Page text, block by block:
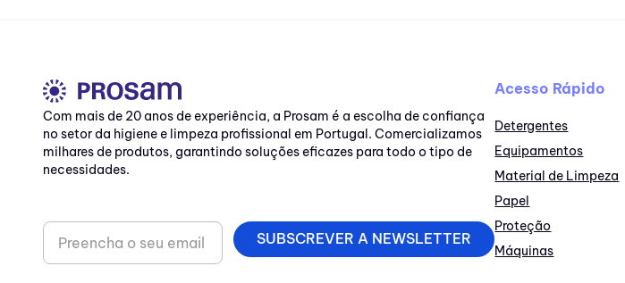
Com mais de 20 anos de experiência, a Prosam é a escolha de confiança
no setor da higiene e limpeza profissional em Portugal. Comercializamos
milhares de produtos, garantindo soluções eficazes para todo o tipo de
necessidades.
SUBSCREVER A NEWSLETTER
Acesso Rápido
Detergentes
Equipamentos
Material de Limpeza
Papel
Proteção
Máquinas